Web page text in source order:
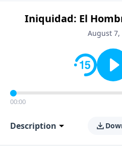
Iniquidad: El
August 7,
00:00
Description